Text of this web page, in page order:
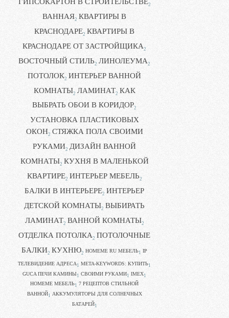
2
ВАННАЯ2 КВАРТИРЫ В
КРАСНОДАРЕ2 КВАРТИРЫ В
КРАСНОДАРЕ ОТ ЗАСТРОЙЩИКА2
ВОСТОЧНЫЙ СТИЛЬ2 ЛИНОЛЕУМА2
ПОТОЛОК2 ИНТЕРЬЕР ВАННОЙ
КОМНАТЫ2 ЛАМИНАТ2 КАК
ВЫБРАТЬ ОБОИ В КОРИДОР2
УСТАНОВКА ПЛАСТИКОВЫХ
ОКОН2 СТЯЖКА ПОЛА СВОИМИ
РУКАМИ2 ДИЗАЙН ВАННОЙ
КОМНАТЫ2 КУХНЯ В МАЛЕНЬКОЙ
КВАРТИРЕ2 ИНТЕРЬЕР МЕБЕЛЬ2
БАЛКИ В ИНТЕРЬЕРЕ2 ИНТЕРЬЕР
ДЕТСКОЙ КОМНАТЫ2 ВЫБИРАТЬ
ЛАМИНАТ2 ВАННОЙ КОМНАТЫ2
ОТДЕЛКА ПОТОЛКА2 ПОТОЛОЧНЫЕ
БАЛКИ2 КУХНЮ2 HOMEME RU МЕБЕЛЬ1 IP
ТЕЛЕВИДЕНИЕ АДРЕСА 1 META-KEYWORDS: КУПИТЬ1
GUCA ПЕЧИ КАМИНЫ1 CВОИМИ РУКАМИ1 IMEX1
HOMEME МЕБЕЛЬ1 7 РЕЦЕПТОВ СТИЛЬНОЙ
ВАННОЙ1 АККУМУЛЯТОРЫ ДЛЯ СОЛНЕЧНЫХ
БАТАРЕЙ1